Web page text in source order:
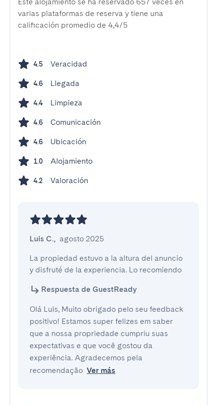
varias plataformas de reserva y tiene una
calificación promedio de 4,4/5
4.5 Veracidad
4.6 Llegada
4.4 Limpieza
4.6 Comunicación
4.6 Ubicación
1.0 Alojamiento
4.2 Valoración
Luis C., agosto 2025
La propiedad estuvo a la altura del anuncio
y disfruté de la experiencia. Lo recomiendo
Respuesta de GuestReady
Olá Luis, Muito obrigado pelo seu feedback
positivo! Estamos super felizes em saber
que a nossa propriedade cumpriu suas
expectativas e que você gostou da
experiência. Agradecemos pela
recomendação Ver más